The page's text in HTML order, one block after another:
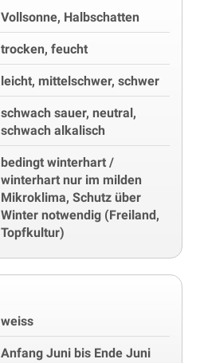
Vollsonne, Halbschatten
trocken, feucht
leicht, mittelschwer, schwer
schwach sauer, neutral,
schwach alkalisch
bedingt winterhart /
winterhart nur im milden
Mikroklima, Schutz über
Winter notwendig (Freiland,
Topfkultur)
weiss
Anfang Juni bis Ende Juni